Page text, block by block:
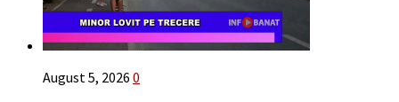
August 5, 2026 0